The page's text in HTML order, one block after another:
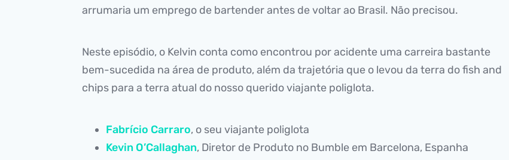
arrumaria um emprego de bartender antes de voltar ao Brasil. Não precisou.
Neste episódio, o Kelvin conta como encontrou por acidente uma carreira bastante
bem-sucedida na área de produto, além da trajetória que o levou da terra do fish and
chips para a terra atual do nosso querido viajante poliglota.
Fabrício Carraro, o seu viajante poliglota
Kevin O’Callaghan, Diretor de Produto no Bumble em Barcelona, Espanha